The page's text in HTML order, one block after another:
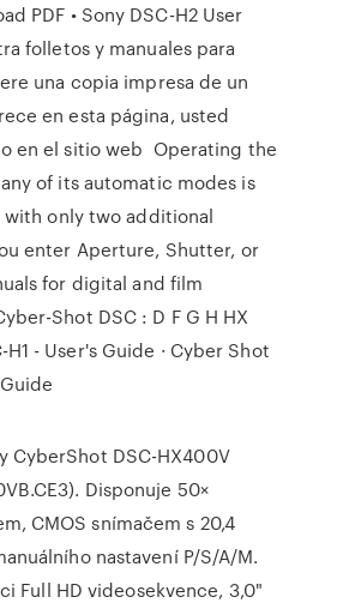
PDF • Sony DSC-H2 User
folletos y manuales para
una copia impresa de un
en esta página, usted
en el sitio web Operating the
of its automatic modes is
only two additional
enter Aperture, Shutter, or
for digital and film
Shot DSC : D F G H HX
- User's Guide · Cyber Shot
CyberShot DSC-HX400V
Disponuje 50×
CMOS snímačem s 20,4
nastavení P/S/A/M.
Full HD videosekvence, 3,0"